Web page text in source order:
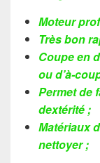
Moteur
Très bon
Coupe en
ou d’à-
Permet de
dextérité ;
Matériaux
nettoyer ;